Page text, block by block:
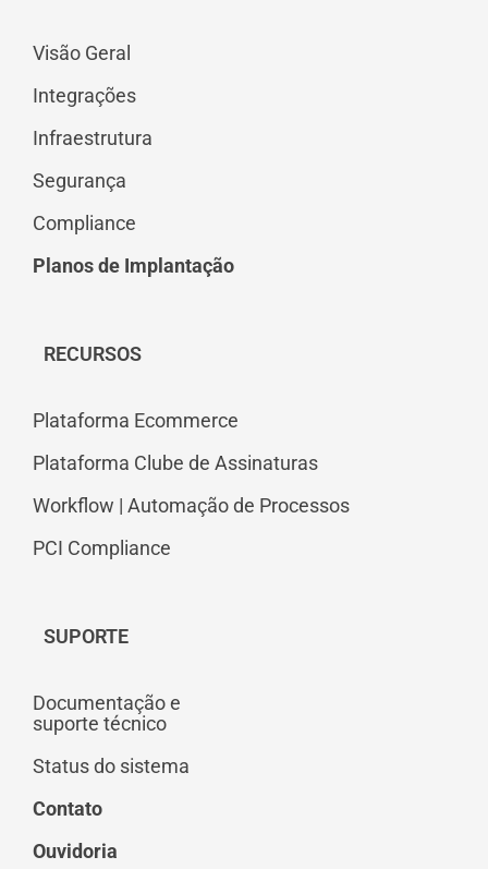
Visão Geral
Integrações
Infraestrutura
Segurança
Compliance
Planos de Implantação
RECURSOS
Plataforma Ecommerce
Plataforma Clube de Assinaturas
Workflow | Automação de Processos
PCI Compliance
SUPORTE
Documentação e
suporte técnico
Status do sistema
Contato
Ouvidoria